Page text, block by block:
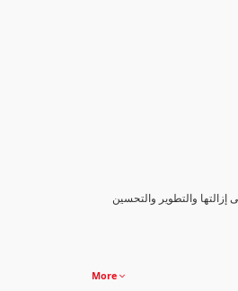
والتطوير والتحسين
More